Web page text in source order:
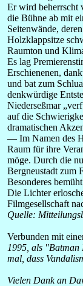
Er wird beherrscht
die Bühne ab mit
Seitenwände,
Holzklappsitze
Raumton und
Es lag
Erschienenen,
und bat zum
denkwürdige
Niederseßmar
auf die
dramatischen
— Im Namen des
Raum für ihre
möge. Durch die
Bergneustadt zum
Besonderes
Die Lichter
Filmgesellschaft
Quelle:
Verbunden mit
1995, als "Batman
mal, dass
Vielen Dank an